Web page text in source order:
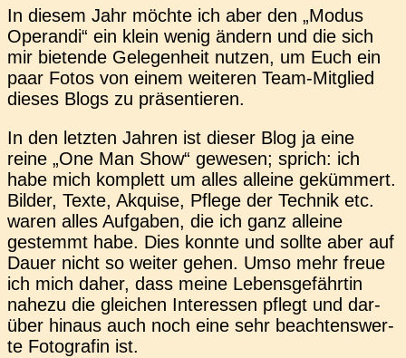
In diesem Jahr möchte ich aber den „Modus
Ope­ran­di“ ein klein wenig ändern und die sich
mir bie­ten­de Gele­gen­heit nutzen, um Euch ein
paar Fotos von einem wei­te­ren Team-Mit­glied
dieses Blogs zu präsentieren.
In den letz­ten Jahren ist dieser Blog ja eine
reine „One Man Show“ gewe­sen; sprich: ich
habe mich kom­plett um alles allei­ne geküm­mert.
Bilder, Texte, Akqui­se, Pflege der Tech­nik etc.
waren alles Auf­ga­ben, die ich ganz allei­ne
gestemmt habe. Dies konnte und sollte aber auf
Dauer nicht so weiter gehen. Umso mehr freue
ich mich daher, dass meine Lebens­ge­fähr­tin
nahezu die glei­chen Inter­es­sen pflegt und dar­
über hinaus auch noch eine sehr beach­tens­wer­
te Foto­gra­fin ist.